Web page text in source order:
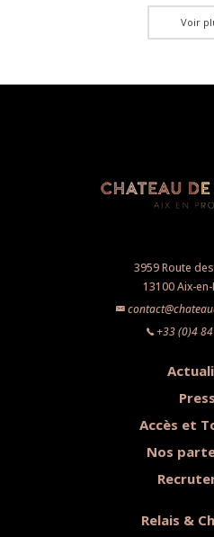
Voir
3959 Route
13100 Aix-
+33 (0)4
Accès et
Nos
Relais &